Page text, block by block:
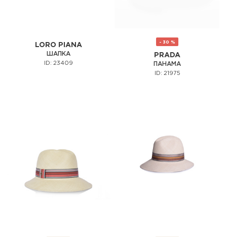
LORO PIANA
ШАПКА
ID: 23409
- 30 %
PRADA
ПАНАМА
ID: 21975